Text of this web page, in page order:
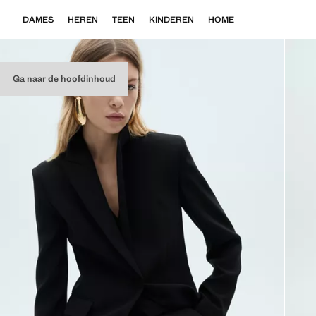
Ga naar de hoofdinhoud
DAMES HEREN TEEN KINDEREN HOME